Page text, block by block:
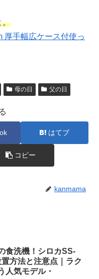
。
厚手幅広ケース付使っ
母の日 父の日
はてブ
コピー
kanmama
食洗機！シロカSS-
置方法と注意点｜ラク
人気モデル・